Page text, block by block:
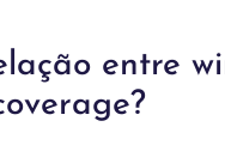
entre